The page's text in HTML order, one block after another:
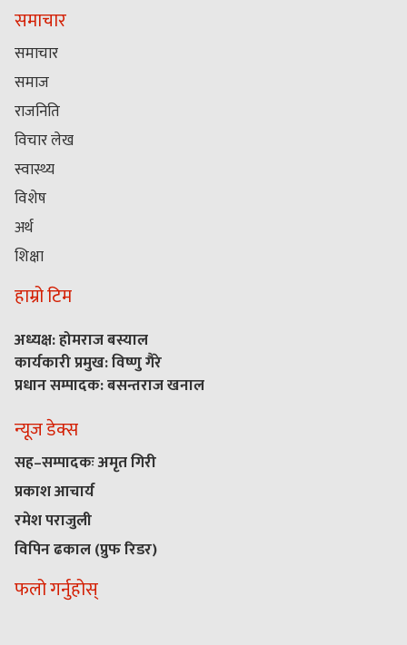
समाचार
समाचार
समाज
राजनिति
विचार लेख
स्वास्थ्य
विशेष
अर्थ
शिक्षा
हाम्रो टिम
अध्यक्ष: होमराज बस्याल
कार्यकारी प्रमुख: विष्णु गैरे
प्रधान सम्पादक: बसन्तराज खनाल
न्यूज डेक्स
सह–सम्पादकः अमृत गिरी
प्रकाश आचार्य
रमेश पराजुली
विपिन ढकाल (प्रुफ रिडर)
फलो गर्नुहोस्